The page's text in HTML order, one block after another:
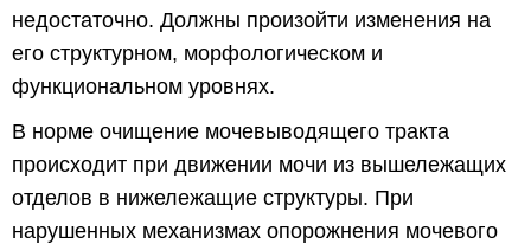
недостаточно. Должны произойти изменения на
его структурном, морфологическом и
функциональном уровнях.
В норме очищение мочевыводящего тракта
происходит при движении мочи из вышележащих
отделов в нижележащие структуры. При
нарушенных механизмах опорожнения мочевого